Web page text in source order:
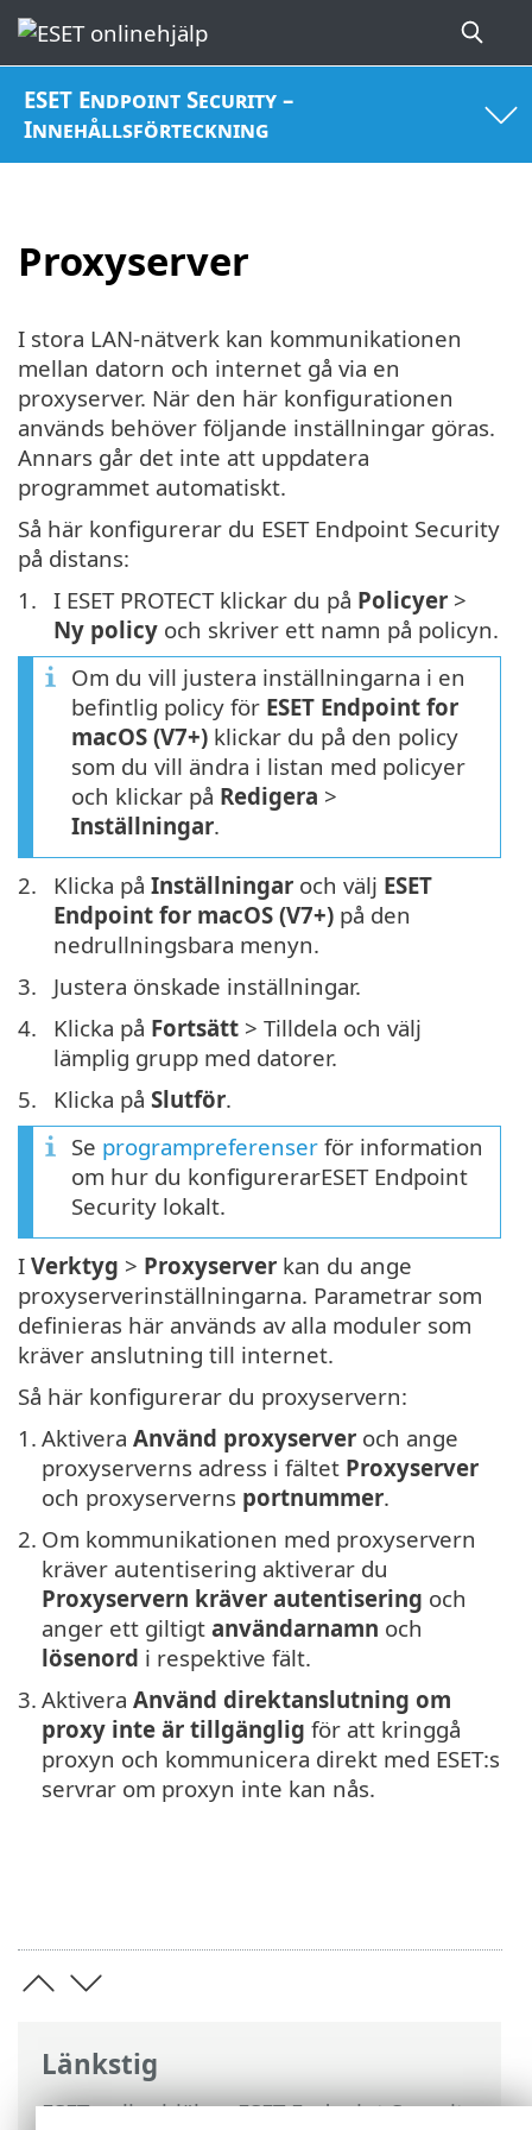
ESET Endpoint Security –
Innehållsförteckning
Proxyserver
Länkstig
ESET onlinehjälp>ESET Endpoint Security
I stora LAN-nätverk kan kommunikationen
mellan datorn och internet gå via en
proxyserver. När den här konfigurationen
används behöver följande inställningar göras.
Annars går det inte att uppdatera
programmet automatiskt.
Så här konfigurerar du ESET Endpoint Security
på distans:
1. I ESET PROTECT klickar du på Policyer >
Ny policy och skriver ett namn på policyn.
Om du vill justera inställningarna i en
befintlig policy för ESET Endpoint for
macOS (V7+) klickar du på den policy
som du vill ändra i listan med policyer
och klickar på Redigera >
Inställningar.
2.
Klicka på Inställningar och välj ESET
Endpoint for macOS (V7+) på den
nedrullningsbara menyn.
3.
Justera önskade inställningar.
4.
Klicka på Fortsätt > Tilldela och välj
lämplig grupp med datorer.
5.
Klicka på Slutför.
Se programpreferenser för information
om hur du konfigurerarESET Endpoint
Security lokalt.
I Verktyg > Proxyserver kan du ange
proxyserverinställningarna. Parametrar som
definieras här används av alla moduler som
kräver anslutning till internet.
Så här konfigurerar du proxyservern:
1. Aktivera Använd proxyserver och ange
proxyserverns adress i fältet Proxyserver
och proxyserverns portnummer.
2. Om kommunikationen med proxyservern
kräver autentisering aktiverar du
Proxyservern kräver autentisering och
anger ett giltigt användarnamn och
lösenord i respektive fält.
3. Aktivera Använd direktanslutning om
proxy inte är tillgänglig för att kringgå
proxyn och kommunicera direkt med ESET:s
servrar om proxyn inte kan nås.